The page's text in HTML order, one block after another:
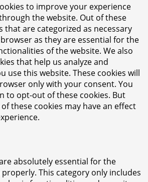
to improve your experience
the website. Out of these
that are categorized as necessary
as they are essential for the
of the website. We also
that help us analyze and
use this website. These cookies will
only with your consent. You
to opt-out of these cookies. But
these cookies may have an effect
absolutely essential for the
This category only includes